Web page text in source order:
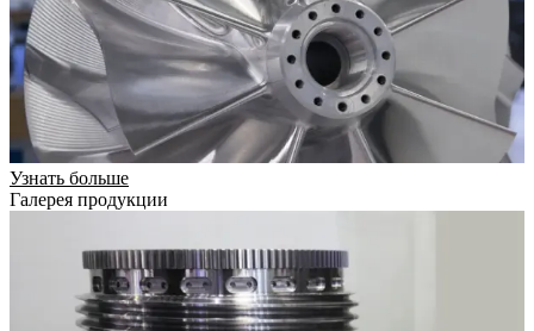
Узнать больше
Галерея продукции